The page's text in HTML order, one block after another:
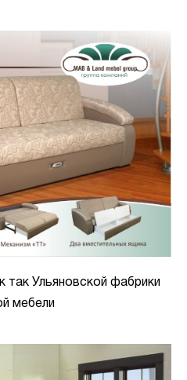
так Ульяновской фабрики
мебели